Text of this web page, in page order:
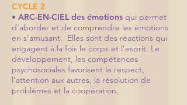
CYCLE 2
• ARC-EN-CIEL des émotions qui permet
d’aborder et de comprendre les émotions
en s’amusant. Elles sont des réactions qui
engagent à la fois le corps et l’esprit. Le
développement, les compétences
psychosociales favorisent le respect,
l’attention aux autres, la résolution de
problèmes et la coopération.